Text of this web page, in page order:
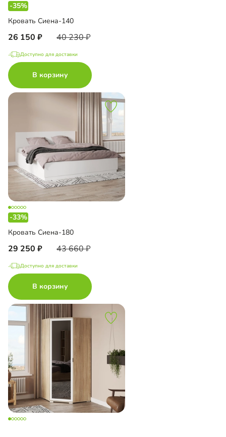
-35%
Кровать Сиена-140
26 150 40 230
Доступно для доставки
В корзину
-33%
Кровать Сиена-180
29 250 43 660
Доступно для доставки
В корзину